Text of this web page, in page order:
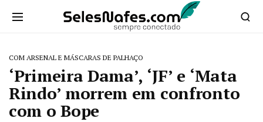
COM ARSENAL E MÁSCARAS DE PALHAÇO
‘Primeira Dama’, ‘JF’ e ‘Mata
Rindo’ morrem em confronto
com o Bope